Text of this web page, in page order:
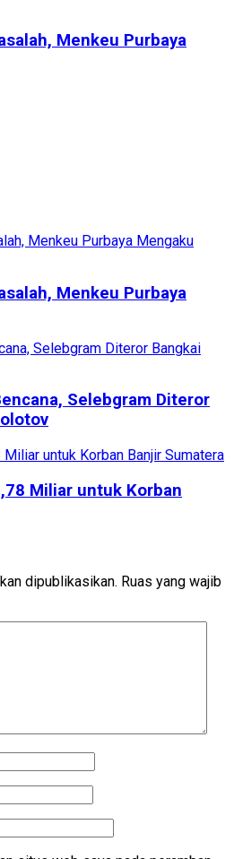
Menkeu Purbaya
Menkeu Purbaya
Selebgram Diteror
Miliar untuk Korban
dipublikasikan. Ruas yang wajib